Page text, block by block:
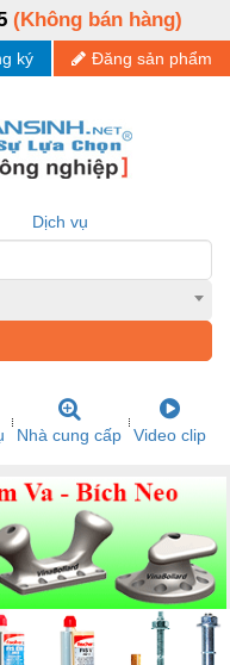
(Không bán hàng)
Đăng sản phẩm
ký
Dịch vụ
Nhà cung cấp Video clip